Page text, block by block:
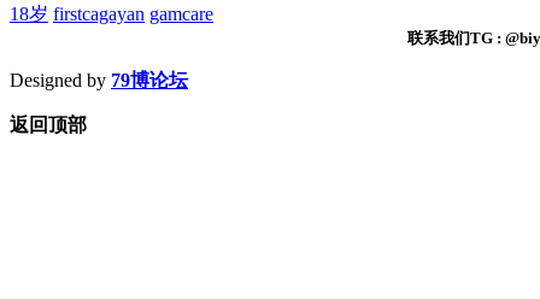
18岁 firstcagayan gamcare
联系我们TG :
Designed by 79博论坛
返回顶部